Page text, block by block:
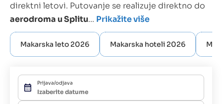
direktni letovi. Putovanje se realizuje direktno do
aerodroma u Splitu... Prikažite više
Makarska leto 2026 Makarska hoteli 2026
Prijava/odjava